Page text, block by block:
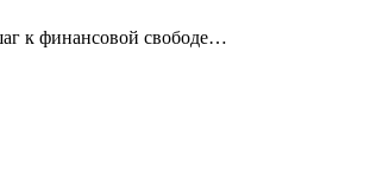
к финансовой свободе
или делитесь этим предложением с